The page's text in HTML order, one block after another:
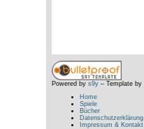
Powered by s9y– Template by
Home
Spiele
Bücher
Datenschutzerklärung
Impressum & Kontakt